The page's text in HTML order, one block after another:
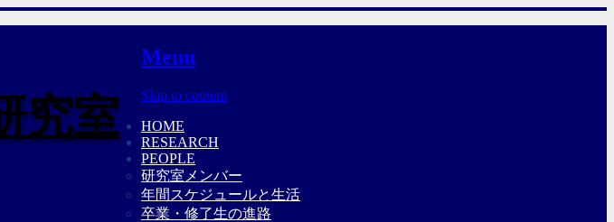
究室
Menu
Skip to content
HOME
RESEARCH
PEOPLE
研究室メンバー
年間スケジュールと生活
卒業・修了生の進路